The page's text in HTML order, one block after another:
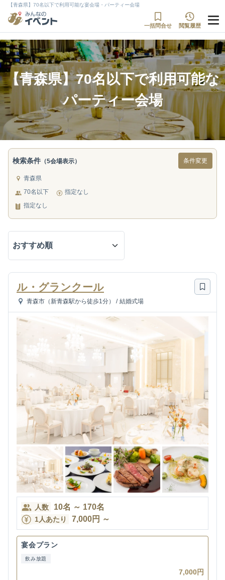
【青森県】70名以下で利用可能な宴会場・パーティー会場
一括問合せ 閲覧履歴
【青森県】70名以下で利用可能な
パーティー会場
検索条件 （5会場表示） 条件変更
青森県
70名以下
指定なし
指定なし
ル・グランクール
青森市（新青森駅から徒歩1分） / 結婚式場
人数 10名 ～ 170名
1人あたり 7,000円 ～
宴会プラン
飲み放題
7,000円